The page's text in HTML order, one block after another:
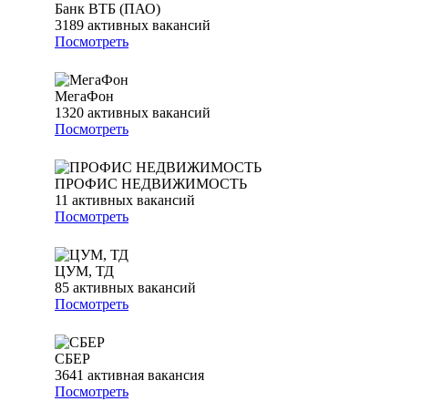
Банк ВТБ (ПАО)
3189 активных вакансий
Посмотреть
МегаФон
1320 активных вакансий
Посмотреть
ПРОФИС НЕДВИЖИМОСТЬ
11 активных вакансий
Посмотреть
ЦУМ, ТД
85 активных вакансий
Посмотреть
СБЕР
3641 активная вакансия
Посмотреть